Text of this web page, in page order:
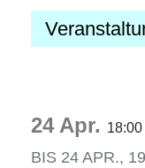
24 Apr. 18:00
BIS 24 APR.,